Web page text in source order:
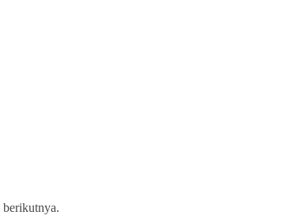
berikutnya.